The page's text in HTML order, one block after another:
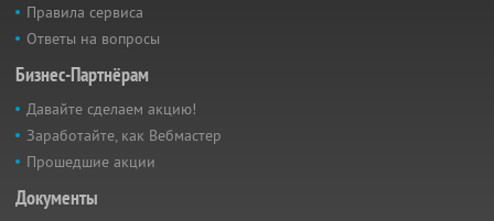
Правила сервиса
Ответы на вопросы
Бизнес-Партнёрам
Давайте сделаем акцию!
Заработайте, как Вебмастер
Прошедшие акции
Документы